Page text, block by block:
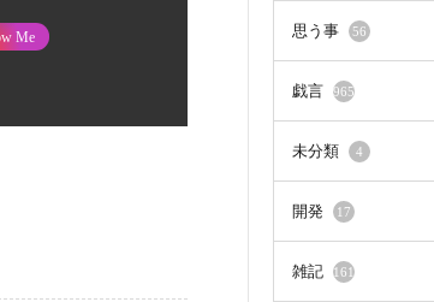
Me 思う事 56
戯言 965
未分類 4
開発 17
雑記 161